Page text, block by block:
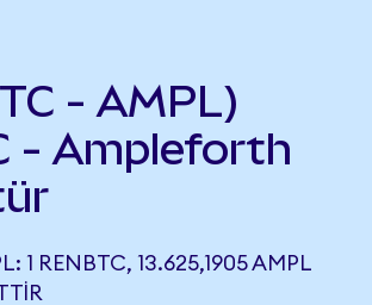
- AMPL)
- Ampleforth
1 RENBTC, 13.625,1905 AMPL